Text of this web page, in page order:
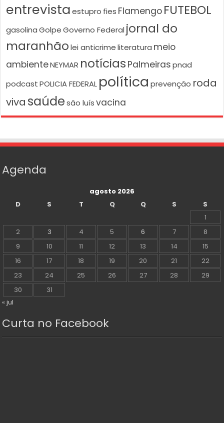
entrevista estupro fies Flamengo FUTEBOL
gasolina Golpe Governo Federal jornal do
maranhão lei anticrime literatura meio
ambienteNEYMAR notícias Palmeiras pnad
podcast POLICIA FEDERAL política prevenção roda
viva saúde são luís vacina
Agenda
agosto 2026
D
S T Q Q S
S
1
2
3 4 5 6 7
8
9
10 11 12 13 14
15
16
17 18 19 20 21
22
23
24 25 26 27 28
29
30
31
« jul
Curta no Facebook